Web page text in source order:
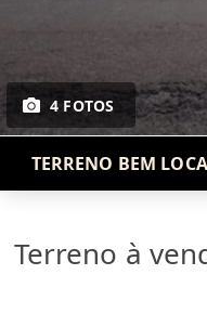
4 FOTOS
TERRENO BEM
Terreno à